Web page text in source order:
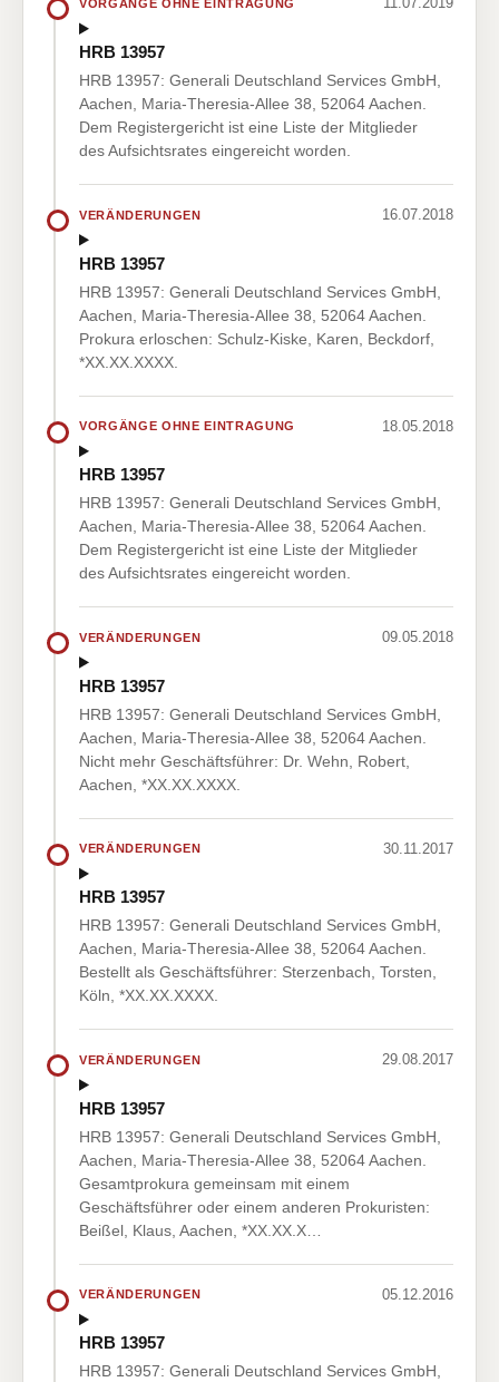
VORGÄNGE OHNE EINTRAGUNG
HRB 13957
HRB 13957: Generali Deutschland Services GmbH,
Aachen, Maria-Theresia-Allee 38, 52064 Aachen.
Dem Registergericht ist eine Liste der Mitglieder
des Aufsichtsrates eingereicht worden.
VERÄNDERUNGEN 16.07.2018
HRB 13957
HRB 13957: Generali Deutschland Services GmbH,
Aachen, Maria-Theresia-Allee 38, 52064 Aachen.
Prokura erloschen: Schulz-Kiske, Karen, Beckdorf,
*XX.XX.XXXX.
VORGÄNGE OHNE EINTRAGUNG 18.05.2018
HRB 13957
HRB 13957: Generali Deutschland Services GmbH,
Aachen, Maria-Theresia-Allee 38, 52064 Aachen.
Dem Registergericht ist eine Liste der Mitglieder
des Aufsichtsrates eingereicht worden.
VERÄNDERUNGEN 09.05.2018
HRB 13957
HRB 13957: Generali Deutschland Services GmbH,
Aachen, Maria-Theresia-Allee 38, 52064 Aachen.
Nicht mehr Geschäftsführer: Dr. Wehn, Robert,
Aachen, *XX.XX.XXXX.
VERÄNDERUNGEN 30.11.2017
HRB 13957
HRB 13957: Generali Deutschland Services GmbH,
Aachen, Maria-Theresia-Allee 38, 52064 Aachen.
Bestellt als Geschäftsführer: Sterzenbach, Torsten,
Köln, *XX.XX.XXXX.
VERÄNDERUNGEN 29.08.2017
HRB 13957
HRB 13957: Generali Deutschland Services GmbH,
Aachen, Maria-Theresia-Allee 38, 52064 Aachen.
Gesamtprokura gemeinsam mit einem
Geschäftsführer oder einem anderen Prokuristen:
Beißel, Klaus, Aachen, *XX.XX.X…
VERÄNDERUNGEN 05.12.2016
HRB 13957
HRB 13957: Generali Deutschland Services GmbH,